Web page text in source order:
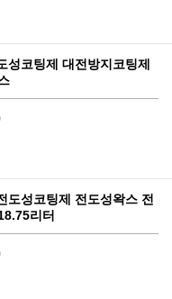
성코팅제 대전방지코팅제
도성코팅제 전도성왁스 전
리터